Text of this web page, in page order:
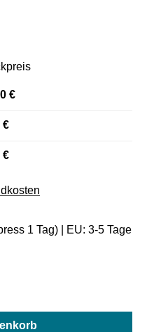
€
€
€
1 Tag) | EU: 3-5 Tage
gewünschten